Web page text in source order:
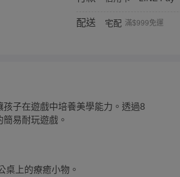
配送 宅配 滿$999免運
子在遊戲中培養美學能力。透過8
易耐玩遊戲。
上的療癒小物。